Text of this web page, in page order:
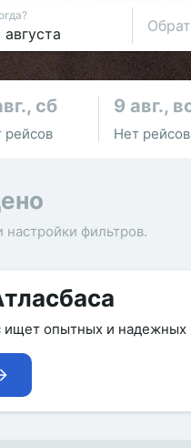
сб
рейсов
9 авг.,
Нет рейсов
фильтров.
ищет опытных и надежных